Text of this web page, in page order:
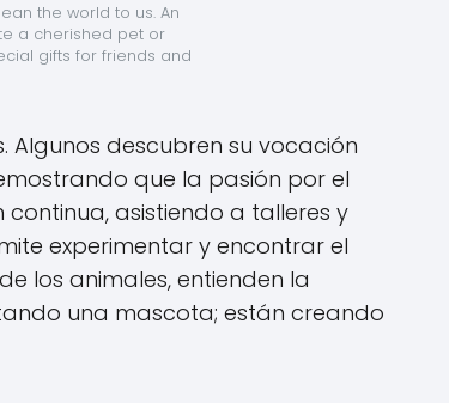
the world to us. An
a cherished pet or
gifts for friends and
descubren su vocación
que la pasión por el
asistiendo a talleres y
experimentar y encontrar el
los animales, entienden la
una mascota; están creando